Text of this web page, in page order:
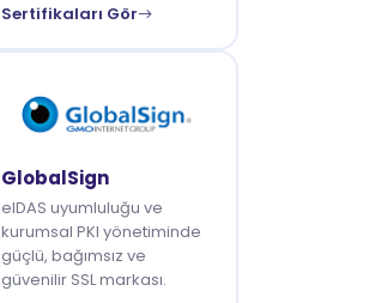
Sertifikaları Gör
GlobalSign
eIDAS uyumluluğu ve
kurumsal PKI yönetiminde
güçlü, bağımsız ve
güvenilir SSL markası.